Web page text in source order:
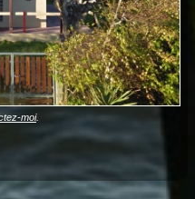
moi.